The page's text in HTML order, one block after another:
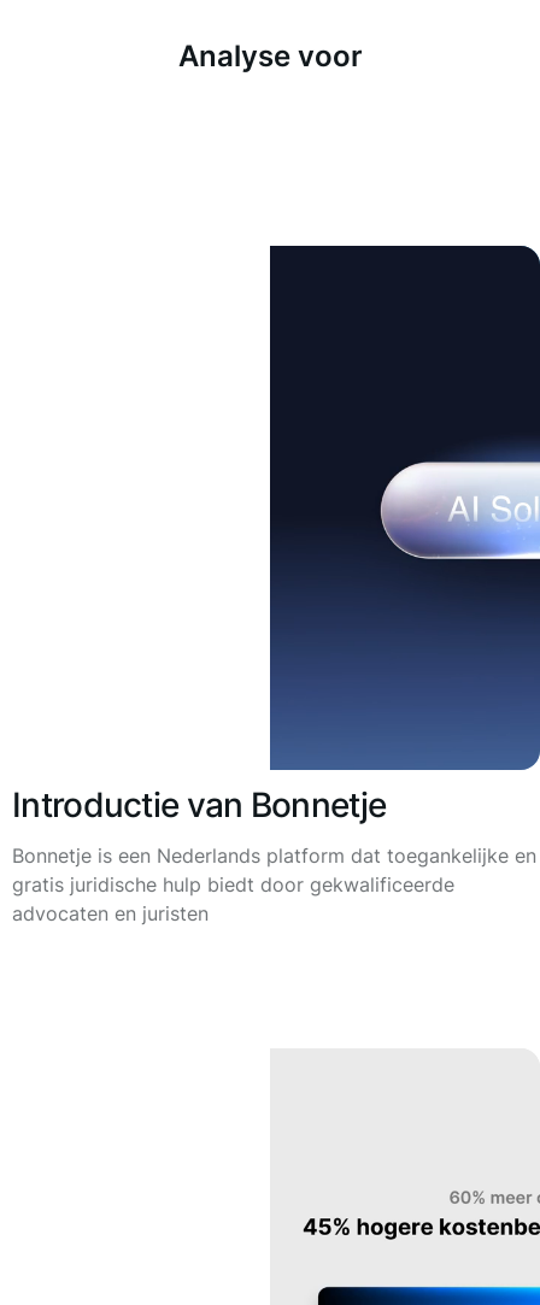
Analyse voor
Introductie van Bonnetje
Bonnetje is een Nederlands platform dat toegankelijke en
gratis juridische hulp biedt door gekwalificeerde
advocaten en juristen